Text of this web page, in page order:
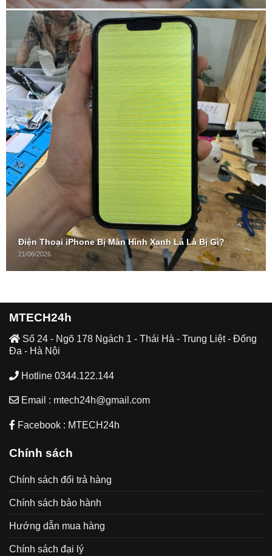
Điện Thoại iPhone Bị Màn Hình Xanh Lá Là Bị Gì?
21/06/2026
MTECH24h
Số 24 - Ngõ 178 Ngách 1 - Thái Hà - Trung Liệt - Đống
Đa - Hà Nội
Hotline 0344.122.144
Email : mtech24h@gmail.com
Facebook : MTECH24h
Chính sách
Chính sách đổi trả hàng
Chính sách bảo hành
Hướng dẫn mua hàng
Chính sách đại lý